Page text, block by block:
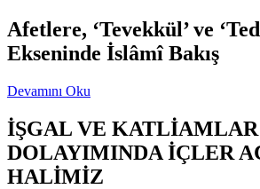
Afetlere, ‘Tevekkül’ ve
Ekseninde İslâmî Bakış
Devamını Oku
İŞGAL VE KATLİAMLAR
DOLAYIMINDA İÇLER
HALİMİZ